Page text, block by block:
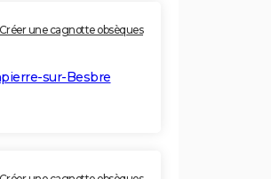
Créer une cagnotte obsèques
sur-Besbre